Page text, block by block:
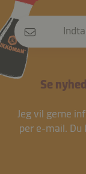
Se
Jeg vil gerne
per e-mail.